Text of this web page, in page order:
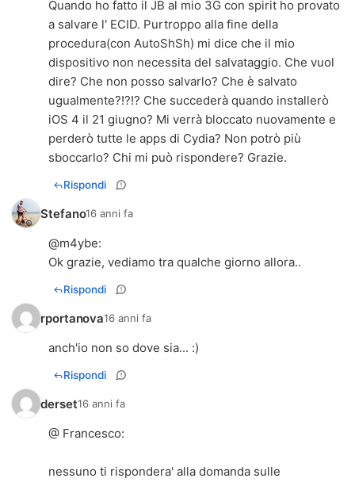
Quando ho fatto il JB al mio 3G con spirit ho provato
a salvare l' ECID. Purtroppo alla fine della
procedura(con AutoShSh) mi dice che il mio
dispositivo non necessita del salvataggio. Che vuol
dire? Che non posso salvarlo? Che è salvato
ugualmente?!?!? Che succederà quando installerò
iOS 4 il 21 giugno? Mi verrà bloccato nuovamente e
perderò tutte le apps di Cydia? Non potrò più
sboccarlo? Chi mi può rispondere? Grazie.
Rispondi
Stefano16 anni fa
@m4ybe:
Ok grazie, vediamo tra qualche giorno allora..
Rispondi
rportanova16 anni fa
anch'io non so dove sia... :)
Rispondi
derset16 anni fa
@ Francesco:
nessuno ti rispondera' alla domanda sulle